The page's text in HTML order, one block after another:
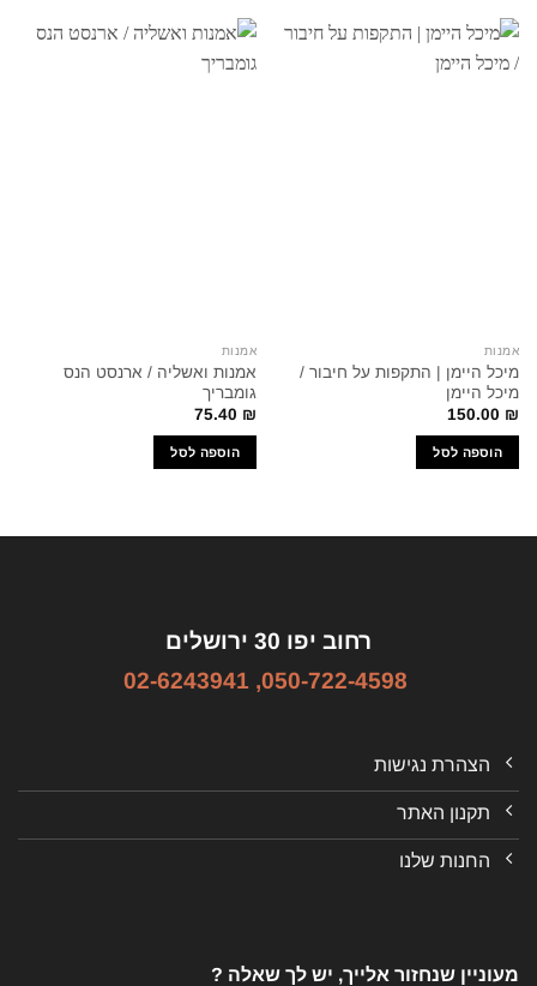
אמנות
מיכל היימן | התקפות על חיבור /
מיכל היימן
150.00 ₪
הוספה לסל
אמנות
אמנות ואשליה / ארנסט הנס
גומבריך
75.40 ₪
הוספה לסל
רחוב יפו 30 ירושלים
050-722-4598
,
02-6243941
הצהרת נגישות
תקנון האתר
החנות שלנו
מעוניין שנחזור אלייך, יש לך שאלה ?